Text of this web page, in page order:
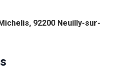
92200 Neuilly-sur-